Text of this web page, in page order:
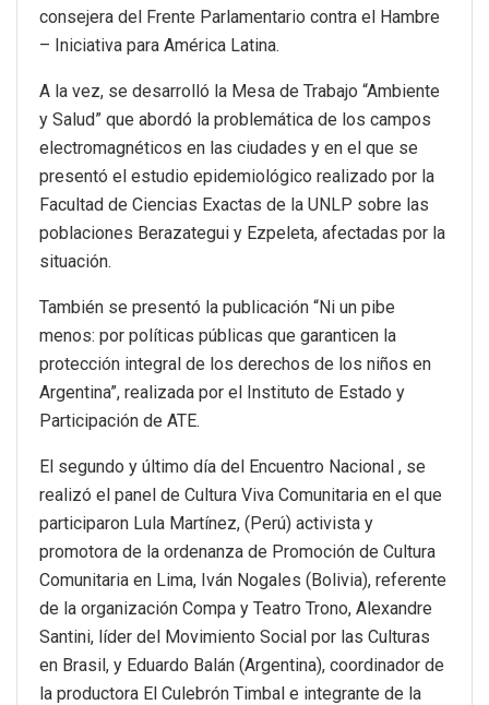
consejera del Frente Parlamentario contra el Hambre
– Iniciativa para América Latina.
A la vez, se desarrolló la Mesa de Trabajo “Ambiente
y Salud” que abordó la problemática de los campos
electromagnéticos en las ciudades y en el que se
presentó el estudio epidemiológico realizado por la
Facultad de Ciencias Exactas de la UNLP sobre las
poblaciones Berazategui y Ezpeleta, afectadas por la
situación.
También se presentó la publicación “Ni un pibe
menos: por políticas públicas que garanticen la
protección integral de los derechos de los niños en
Argentina”, realizada por el Instituto de Estado y
Participación de ATE.
El segundo y último día del Encuentro Nacional , se
realizó el panel de Cultura Viva Comunitaria en el que
participaron Lula Martínez, (Perú) activista y
promotora de la ordenanza de Promoción de Cultura
Comunitaria en Lima, Iván Nogales (Bolivia), referente
de la organización Compa y Teatro Trono, Alexandre
Santini, líder del Movimiento Social por las Culturas
en Brasil, y Eduardo Balán (Argentina), coordinador de
la productora El Culebrón Timbal e integrante de la